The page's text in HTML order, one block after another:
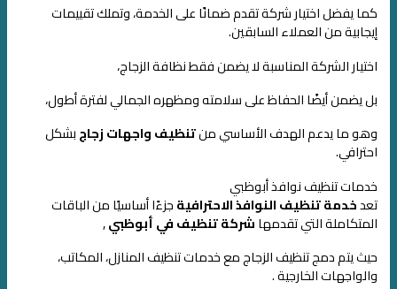
كما يفضل اختيار شركة تقدم ضمانًا على الخدمة، وتملك تقييمات
إيجابية من العملاء السابقين.
اختيار الشركة المناسبة لا يضمن فقط نظافة الزجاج،
بل يضمن أيضًا الحفاظ على سلامته ومظهره الجمالي لفترة أطول،
وهو ما يدعم الهدف الأساسي منتنظيف واجهات زجاجبشكل
احترافي.
خدمات تنظيف نوافذ أبوظبي
تعدخدمة تنظيف النوافذ الاحترافيةجزءًا أساسيًا من الباقات
المتكاملة التي تقدمهاشركة تنظيف في أبوظبي,
حيث يتم دمج تنظيف الزجاج مع خدمات تنظيف المنازل، المكاتب،
والواجهات الخارجية .